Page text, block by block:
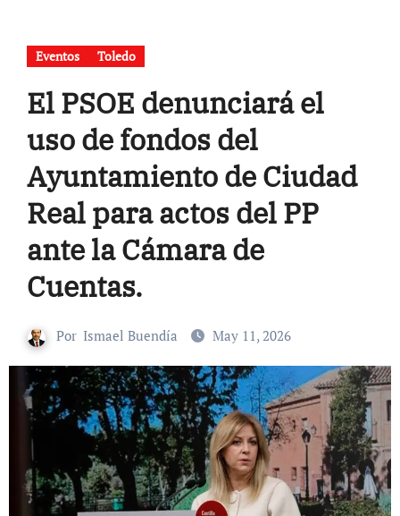
Eventos Toledo
El PSOE denunciará el
uso de fondos del
Ayuntamiento de Ciudad
Real para actos del PP
ante la Cámara de
Cuentas.
Por Ismael Buendía May 11, 2026